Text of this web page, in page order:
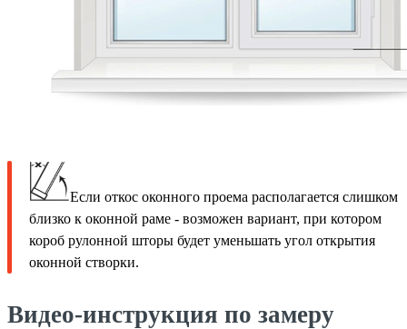
Если откос оконного проема располагается слишком
близко к оконной раме - возможен вариант, при котором
короб рулонной шторы будет уменьшать угол открытия
оконной створки.
Видео-инструкция по замеру